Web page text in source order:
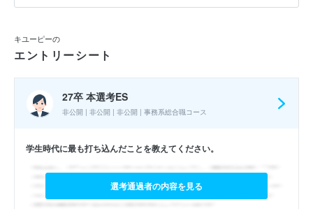
キユーピーの
エントリーシート
27卒 本選考ES
非公開 | 非公開 | 非公開 | 事務系総合職コース
学生時代に最も打ち込んだことを教えてください。
選考通過者の内容を見る